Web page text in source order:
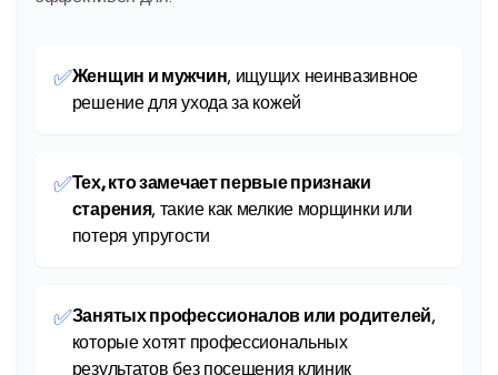
✅Женщин и мужчин, ищущих неинвазивное
решение для ухода за кожей
✅Тех, кто замечает первые признаки
старения, такие как мелкие морщинки или
потеря упругости
✅Занятых профессионалов или родителей,
которые хотят профессиональных
результатов без посещения клиник